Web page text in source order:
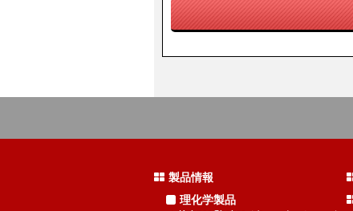
製品情報
理化学製品